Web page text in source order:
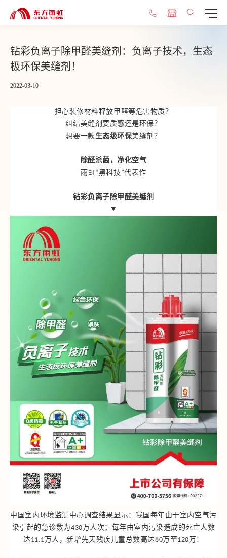
钻彩负离子除甲醛美缝剂：负离子技术，生态
极环保美缝剂！
2022-03-10
担心装修材料释放甲醛等危害物质？
纠结美缝剂要质感还是环保？
想要一款生态级环保美缝剂？
除醛杀菌，净化空气
雨虹“黑科技”代表作
钻彩负离子除甲醛美缝剂
▼
中国室内环境监测中心调查结果显示：我国每年由于室内空气污
染引起的急诊数为430万人次；每年由室内污染造成的死亡人数
达11.1万人，新增先天残疾儿童总数高达80万至120万！